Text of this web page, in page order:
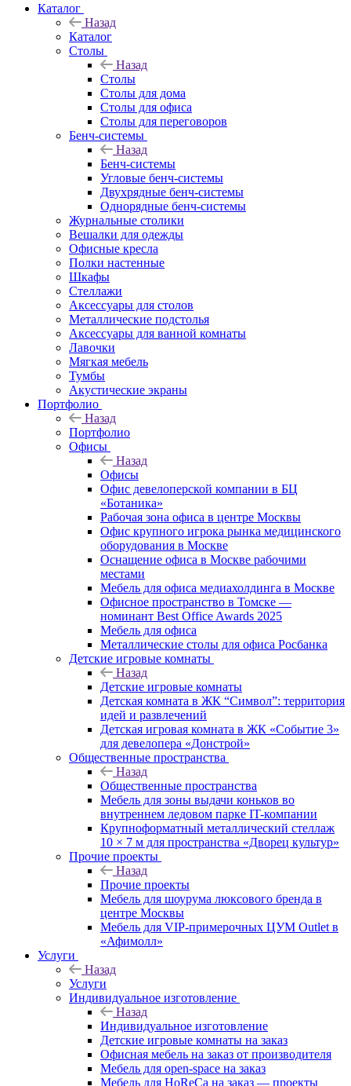
Каталог
Назад
Каталог
Столы
Назад
Столы
Столы для дома
Столы для офиса
Столы для переговоров
Бенч-системы
Назад
Бенч-системы
Угловые бенч-системы
Двухрядные бенч-системы
Однорядные бенч-системы
Журнальные столики
Вешалки для одежды
Офисные кресла
Полки настенные
Шкафы
Стеллажи
Аксессуары для столов
Металлические подстолья
Аксессуары для ванной комнаты
Лавочки
Мягкая мебель
Тумбы
Акустические экраны
Портфолио
Назад
Портфолио
Офисы
Назад
Офисы
Офис девелоперской компании в БЦ
«Ботаника»
Рабочая зона офиса в центре Москвы
Офис крупного игрока рынка медицинского
оборудования в Москве
Оснащение офиса в Москве рабочими
местами
Мебель для офиса медиахолдинга в Москве
Офисное пространство в Томске —
номинант Best Office Awards 2025
Мебель для офиса
Металлические столы для офиса Росбанка
Детские игровые комнаты
Назад
Детские игровые комнаты
Детская комната в ЖК “Символ”: территория
идей и развлечений
Детская игровая комната в ЖК «Событие 3»
для девелопера «Донстрой»
Общественные пространства
Назад
Общественные пространства
Мебель для зоны выдачи коньков во
внутреннем ледовом парке IT-компании
Крупноформатный металлический стеллаж
10 × 7 м для пространства «Дворец культур»
Прочие проекты
Назад
Прочие проекты
Мебель для шоурума люксового бренда в
центре Москвы
Мебель для VIP-примерочных ЦУМ Outlet в
«Афимолл»
Услуги
Назад
Услуги
Индивидуальное изготовление
Назад
Индивидуальное изготовление
Детские игровые комнаты на заказ
Офисная мебель на заказ от производителя
Мебель для open-space на заказ
Мебель для HoReCa на заказ — проекты